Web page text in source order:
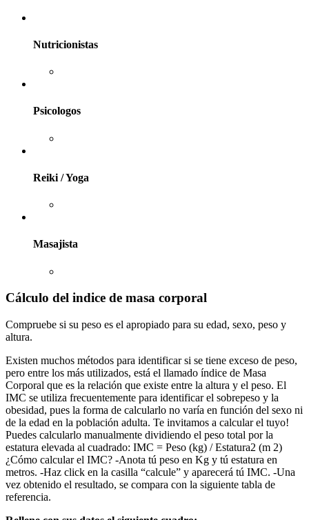
Nutricionistas
Psicologos
Reiki / Yoga
Masajista
Cálculo del indice de masa corporal
Compruebe si su peso es el apropiado para su edad, sexo, peso y
altura.
Existen muchos métodos para identificar si se tiene exceso de peso,
pero entre los más utilizados, está el llamado índice de Masa
Corporal que es la relación que existe entre la altura y el peso. El
IMC se utiliza frecuentemente para identificar el sobrepeso y la
obesidad, pues la forma de calcularlo no varía en función del sexo ni
de la edad en la población adulta. Te invitamos a calcular el tuyo!
Puedes calcularlo manualmente dividiendo el peso total por la
estatura elevada al cuadrado: IMC = Peso (kg) / Estatura2 (m 2)
¿Cómo calcular el IMC? -Anota tú peso en Kg y tú estatura en
metros. -Haz click en la casilla “calcule” y aparecerá tú IMC. -Una
vez obtenido el resultado, se compara con la siguiente tabla de
referencia.